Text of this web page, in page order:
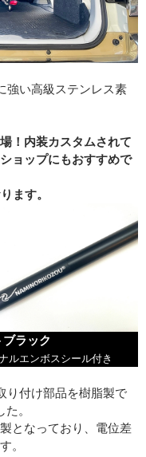
強い高級ステンレス素
！内装カスタムされて
ョップにもおすすめで
ます。
ブラック
ルエンボスシール付き
り付け部品を樹脂製で
。
となっており、電位差
。